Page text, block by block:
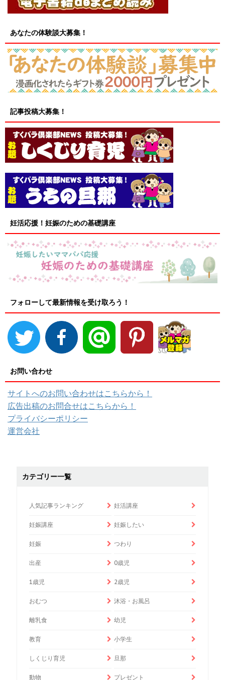
あなたの体験談大募集！
記事投稿大募集！
妊活応援！妊娠のための基礎講座
フォローして最新情報を受け取ろう！
お問い合わせ
サイトへのお問い合わせはこちらから！
広告出稿のお問合せはこちらから！
プライバシーポリシー
運営会社
カテゴリー一覧
人気記事ランキング 妊活講座
妊娠講座 妊娠したい
妊娠 つわり
出産 0歳児
1歳児 2歳児
おむつ 沐浴・お風呂
離乳食 幼児
教育 小学生
しくじり育児 旦那
動物 プレゼント